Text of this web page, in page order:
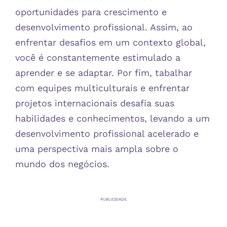
oportunidades para crescimento e
desenvolvimento profissional. Assim, ao
enfrentar desafios em um contexto global,
você é constantemente estimulado a
aprender e se adaptar. Por fim, tabalhar
com equipes multiculturais e enfrentar
projetos internacionais desafia suas
habilidades e conhecimentos, levando a um
desenvolvimento profissional acelerado e
uma perspectiva mais ampla sobre o
mundo dos negócios.
PUBLICIDADE